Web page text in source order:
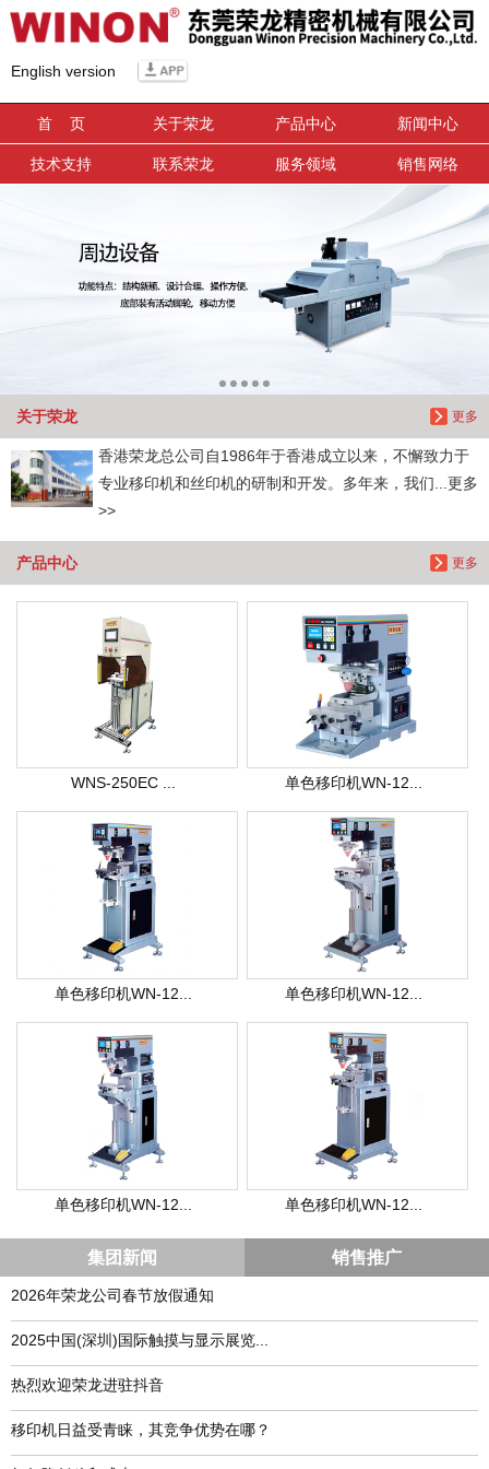
English version
首 页 关于荣龙 产品中心 新闻中心
技术支持 联系荣龙 服务领域 销售网络
更多
关于荣龙
香港荣龙总公司自1986年于香港成立以来，不懈致力于
专业移印机和丝印机的研制和开发。多年来，我们...更多
>>
更多
产品中心
WNS-250EC ... 单色移印机WN-12...
单色移印机WN-12... 单色移印机WN-12...
单色移印机WN-12... 单色移印机WN-12...
集团新闻 销售推广
2026年荣龙公司春节放假通知
​2025中国(深圳)国际触摸与显示展览...
热烈欢迎荣龙进驻抖音
移印机日益受青睐，其竞争优势在哪？
信息搜索
搜索